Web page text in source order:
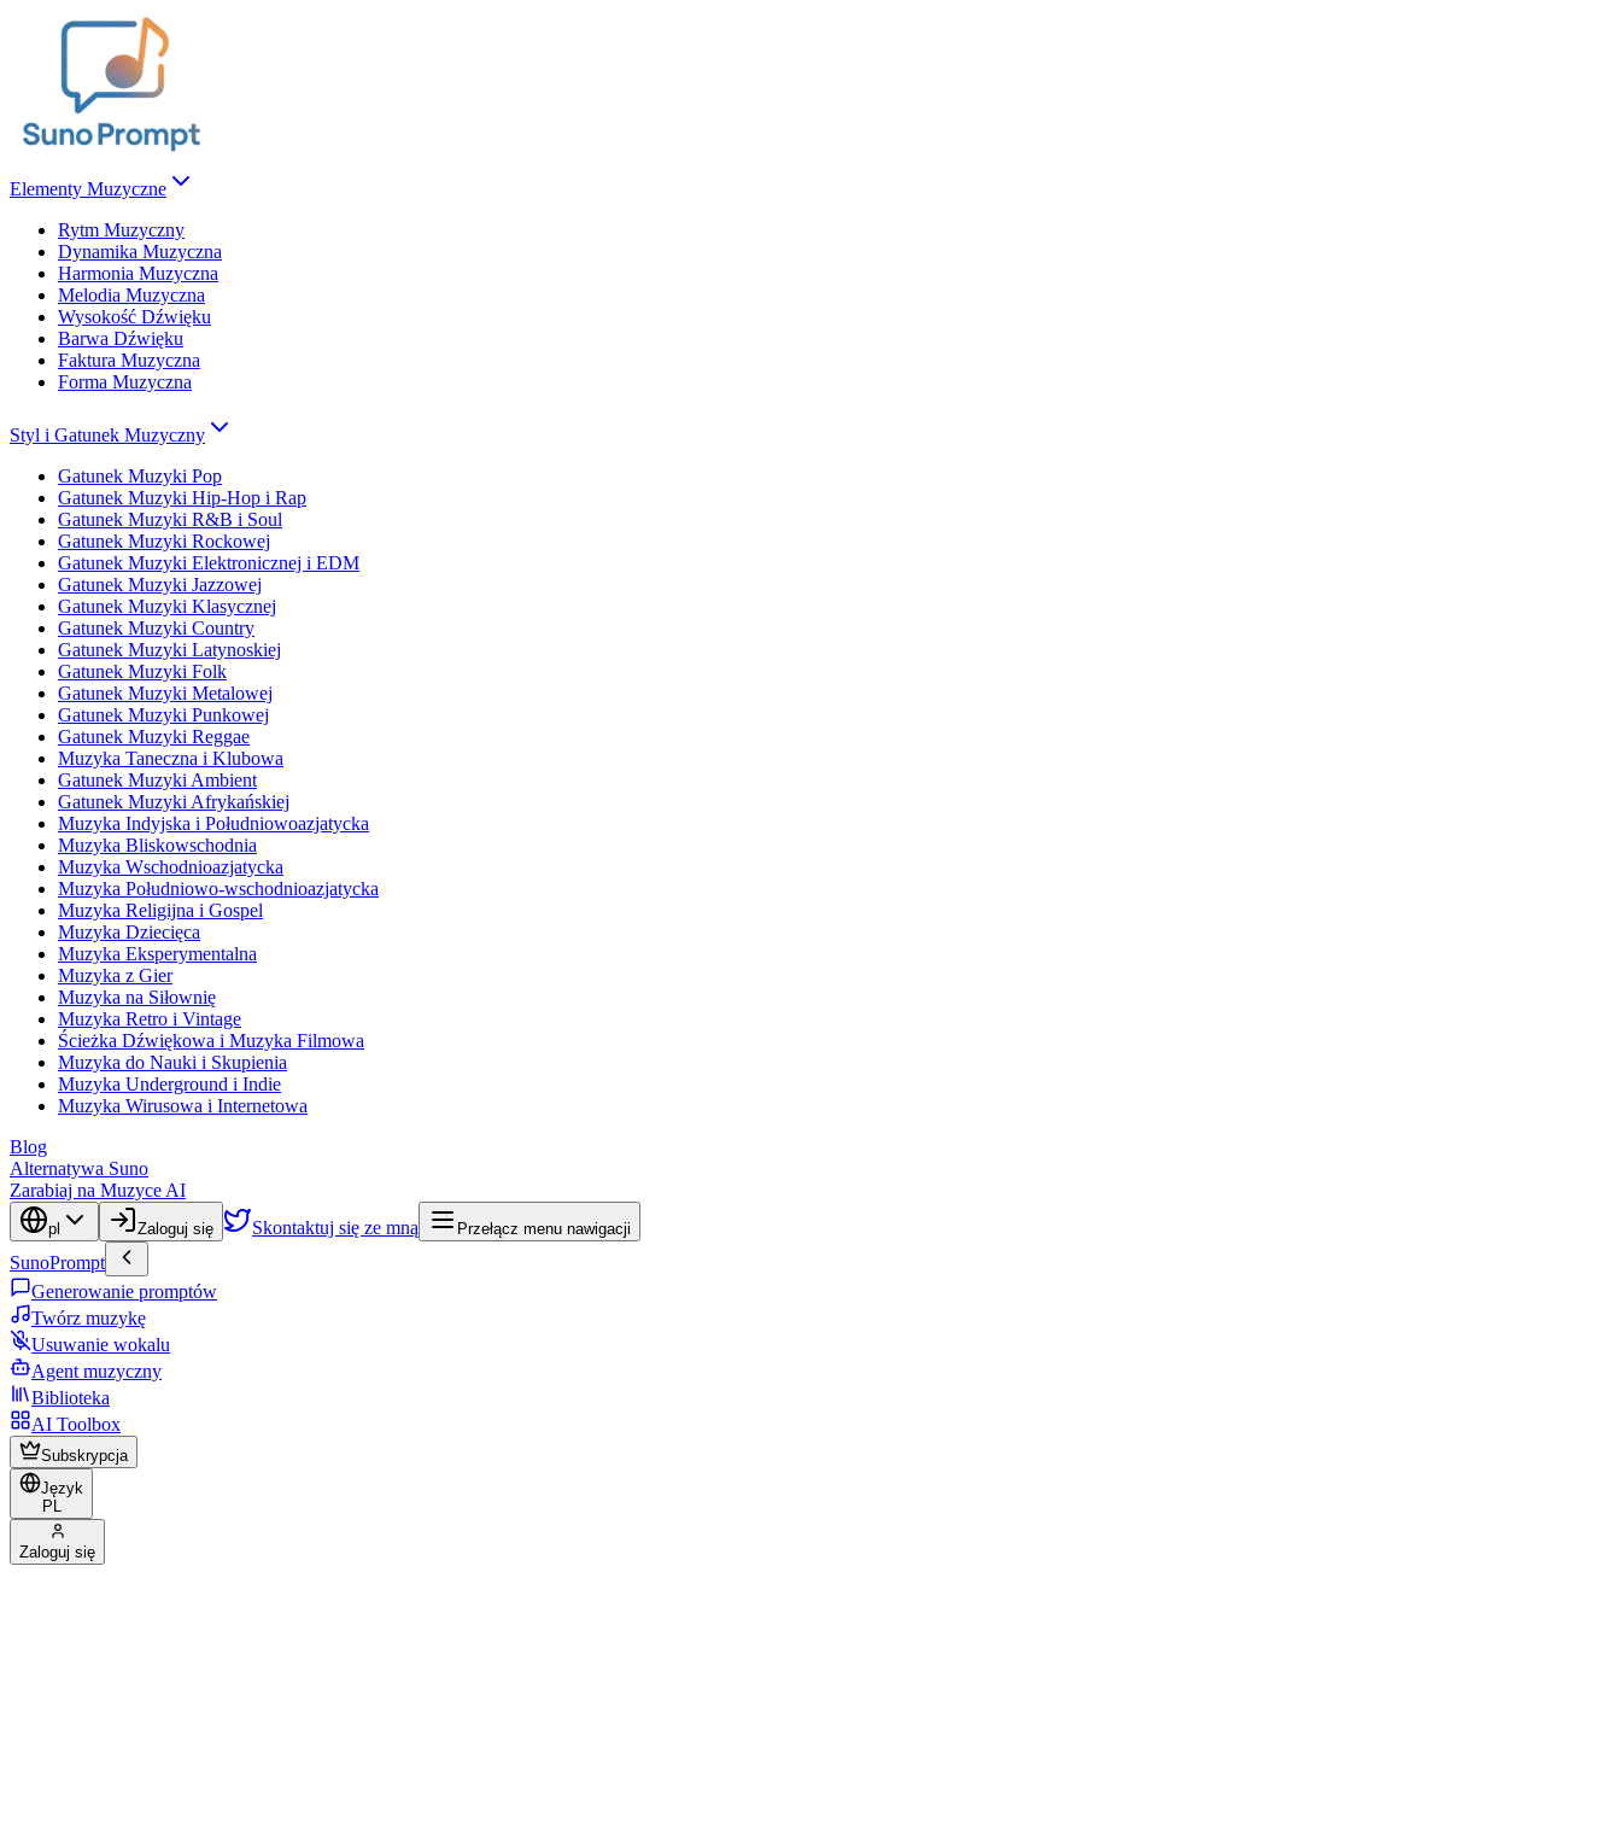
Elementy Muzyczne
Rytm Muzyczny
Dynamika Muzyczna
Harmonia Muzyczna
Melodia Muzyczna
Wysokość Dźwięku
Barwa Dźwięku
Faktura Muzyczna
Forma Muzyczna
Styl i Gatunek Muzyczny
Gatunek Muzyki Pop
Gatunek Muzyki Hip-Hop i Rap
Gatunek Muzyki R&B i Soul
Gatunek Muzyki Rockowej
Gatunek Muzyki Elektronicznej i EDM
Gatunek Muzyki Jazzowej
Gatunek Muzyki Klasycznej
Gatunek Muzyki Country
Gatunek Muzyki Latynoskiej
Gatunek Muzyki Folk
Gatunek Muzyki Metalowej
Gatunek Muzyki Punkowej
Gatunek Muzyki Reggae
Muzyka Taneczna i Klubowa
Gatunek Muzyki Ambient
Gatunek Muzyki Afrykańskiej
Muzyka Indyjska i Południowoazjatycka
Muzyka Bliskowschodnia
Muzyka Wschodnioazjatycka
Muzyka Południowo-wschodnioazjatycka
Muzyka Religijna i Gospel
Muzyka Dziecięca
Muzyka Eksperymentalna
Muzyka z Gier
Muzyka na Siłownię
Muzyka Retro i Vintage
Ścieżka Dźwiękowa i Muzyka Filmowa
Muzyka do Nauki i Skupienia
Muzyka Underground i Indie
Muzyka Wirusowa i Internetowa
Blog
Alternatywa Suno
Zarabiaj na Muzyce AI
pl Zaloguj się Skontaktuj się ze mną Przełącz menu nawigacji
SunoPrompt
Generowanie promptów
Twórz muzykę
Usuwanie wokalu
Agent muzyczny
Biblioteka
AI Toolbox
Subskrypcja
Język
PL
Zaloguj się